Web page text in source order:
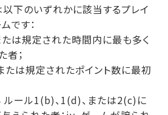
下のいずれかに該当するプレイ
です：
は規定された時間内に最も多く
者；
は規定されたポイント数に最初
ール1(b)、1(d)、または2(c)に